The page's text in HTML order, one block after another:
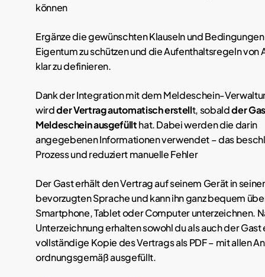
können
Ergänze die gewünschten Klauseln und
Eigentum zu schützen und die Aufenthaltsregeln von
klar zu definieren.
Dank der Integration mit dem Meldeschein-
wirdder Vertrag automatisch erstellt, sobaldder
Meldeschein ausgefüllthat. Dabei werden die darin
angegebenen Informationen verwendet – das
Prozess und reduziert manuelle Fehler
Der Gast erhält den Vertrag auf seinem Gerät in seiner
bevorzugten Sprache und kann ihn ganz bequem
Smartphone, Tablet oder Computer unterzeichnen.
Unterzeichnung erhalten sowohl du als auch der Gast
vollständige Kopie des Vertrags als PDF – mit allen
ordnungsgemäß ausgefüllt.